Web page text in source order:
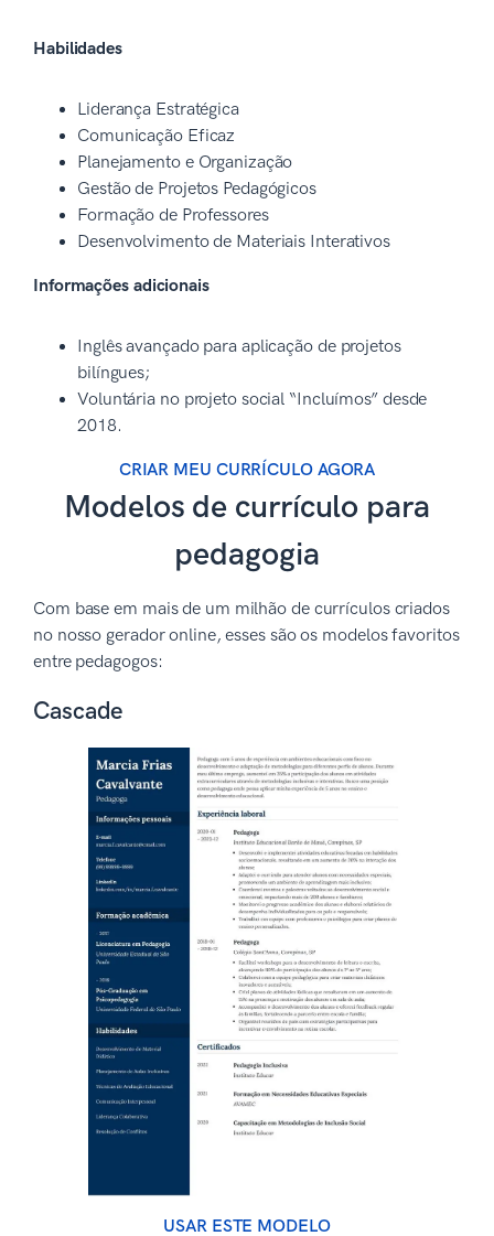
Habilidades
Liderança Estratégica
Comunicação Eficaz
Planejamento e Organização
Gestão de Projetos Pedagógicos
Formação de Professores
Desenvolvimento de Materiais Interativos
Informações adicionais
Inglês avançado para aplicação de projetos
bilíngues;
Voluntária no projeto social “Incluímos” desde
2018.
CRIAR MEU CURRÍCULO AGORA
Modelos de currículo para
pedagogia
Com base em mais de um milhão de currículos criados
no nosso gerador online, esses são os modelos favoritos
entre pedagogos:
Cascade
USAR ESTE MODELO